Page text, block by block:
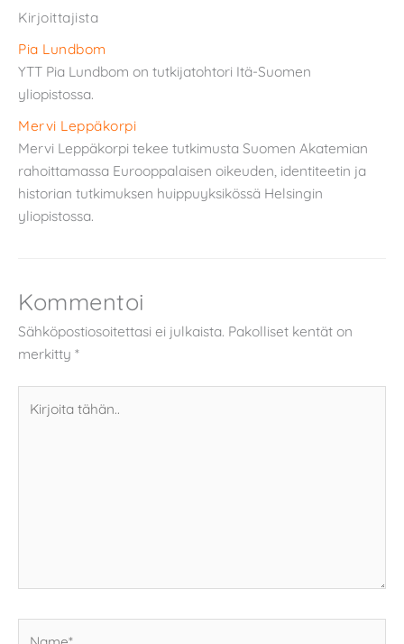
Kirjoittajista
Pia Lundbom
YTT Pia Lundbom on tutkijatohtori Itä-Suomen
yliopistossa.
Mervi Leppäkorpi
Mervi Leppäkorpi tekee tutkimusta Suomen Akatemian
rahoittamassa Eurooppalaisen oikeuden, identiteetin ja
historian tutkimuksen huippuyksikössä Helsingin
yliopistossa.
Kommentoi
Sähköpostiosoitettasi ei julkaista. Pakolliset kentät on
merkitty *
tähän..